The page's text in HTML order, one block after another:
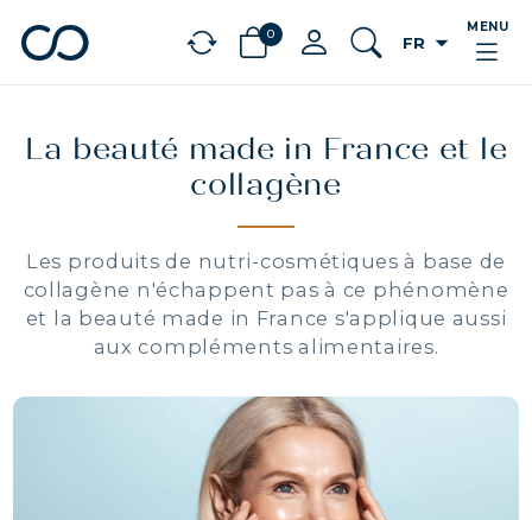
chevron_leftBÉNÉFICES
0 FR arrow_drop_down
MENU
La beauté made in France et le
collagène
Les produits de nutri-cosmétiques à base de
collagène n'échappent pas à ce phénomène
et la beauté made in France s'applique aussi
aux compléments alimentaires.